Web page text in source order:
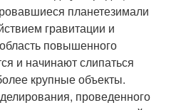
планетезимали
гравитации и
повышенного
и начинают слипаться
крупные объекты.
проведенного